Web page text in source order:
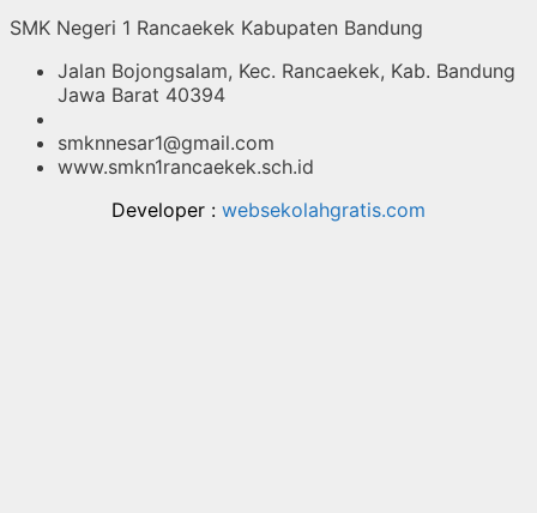
SMK Negeri 1 Rancaekek Kabupaten Bandung
Jalan Bojongsalam, Kec. Rancaekek, Kab. Bandung
Jawa Barat 40394
smknnesar1@gmail.com
www.smkn1rancaekek.sch.id
Developer : websekolahgratis.com